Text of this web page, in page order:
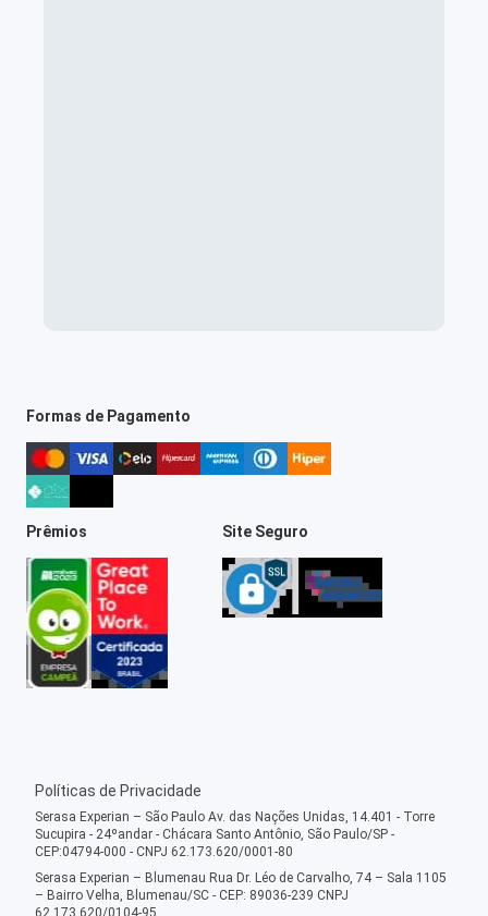
Formas de Pagamento
Prêmios Site Seguro
Políticas de Privacidade
Serasa Experian – São Paulo Av. das Nações Unidas, 14.401 - Torre
Sucupira - 24ºandar - Chácara Santo Antônio, São Paulo/SP -
CEP:04794-000 - CNPJ 62.173.620/0001-80
Serasa Experian – Blumenau Rua Dr. Léo de Carvalho, 74 – Sala 1105
– Bairro Velha, Blumenau/SC - CEP: 89036-239 CNPJ
62.173.620/0104-95